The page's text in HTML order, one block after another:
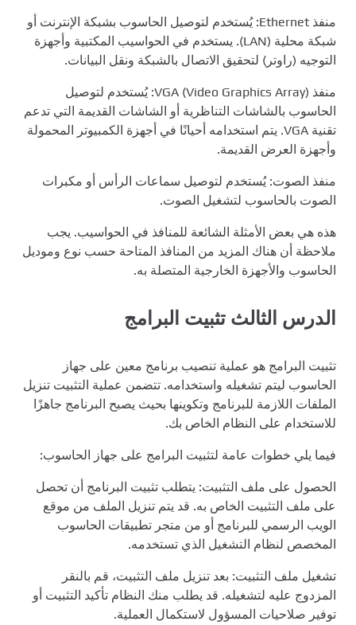
منفذ Ethernet: يُستخدم لتوصيل الحاسوب بشبكة الإنترنت أو
شبكة محلية (LAN). يستخدم في الحواسيب المكتبية وأجهزة
التوجيه (راوتر) لتحقيق الاتصال بالشبكة ونقل البيانات.
منفذ VGA (Video Graphics Array): يُستخدم لتوصيل
الحاسوب بالشاشات التناظرية أو الشاشات القديمة التي تدعم
تقنية VGA. يتم استخدامه أحيانًا في أجهزة الكمبيوتر المحمولة
وأجهزة العرض القديمة.
منفذ الصوت: يُستخدم لتوصيل سماعات الرأس أو مكبرات
الصوت بالحاسوب لتشغيل الصوت.
هذه هي بعض الأمثلة الشائعة للمنافذ في الحواسيب. يجب
ملاحظة أن هناك المزيد من المنافذ المتاحة حسب نوع وموديل
الحاسوب والأجهزة الخارجية المتصلة به.
الدرس الثالث تثبيت البرامج
تثبيت البرامج هو عملية تنصيب برنامج معين على جهاز
الحاسوب ليتم تشغيله واستخدامه. تتضمن عملية التثبيت تنزيل
الملفات اللازمة للبرنامج وتكوينها بحيث يصبح البرنامج جاهزًا
للاستخدام على النظام الخاص بك.
فيما يلي خطوات عامة لتثبيت البرامج على جهاز الحاسوب:
الحصول على ملف التثبيت: يتطلب تثبيت البرنامج أن تحصل
على ملف التثبيت الخاص به. قد يتم تنزيل الملف من موقع
الويب الرسمي للبرنامج أو من متجر تطبيقات الحاسوب
المخصص لنظام التشغيل الذي تستخدمه.
تشغيل ملف التثبيت: بعد تنزيل ملف التثبيت، قم بالنقر
المزدوج عليه لتشغيله. قد يطلب منك النظام تأكيد التثبيت أو
توفير صلاحيات المسؤول لاستكمال العملية.